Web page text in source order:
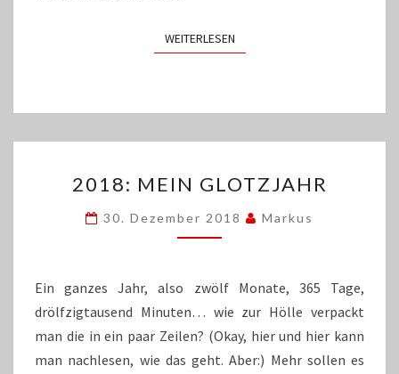
WEITERLESENWEITERLESEN
MEIN
2018: MEIN GLOTZJAHR
30. Dezember 2018 Markus
Ein ganzes Jahr, also zwölf Monate, 365 Tage,
drölfzigtausend Minuten… wie zur Hölle verpackt
man die in ein paar Zeilen? (Okay, hier und hier kann
man nachlesen, wie das geht. Aber:) Mehr sollen es